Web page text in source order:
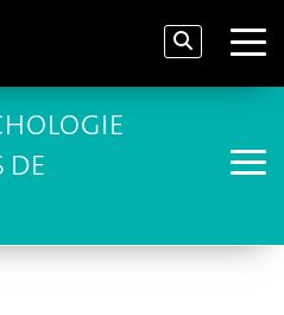
DE